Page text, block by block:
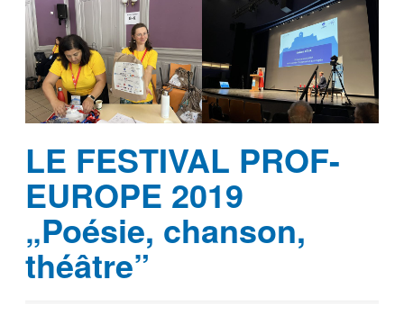
LE FESTIVAL PROF-
EUROPE 2019
„Poésie, chanson,
théâtre”